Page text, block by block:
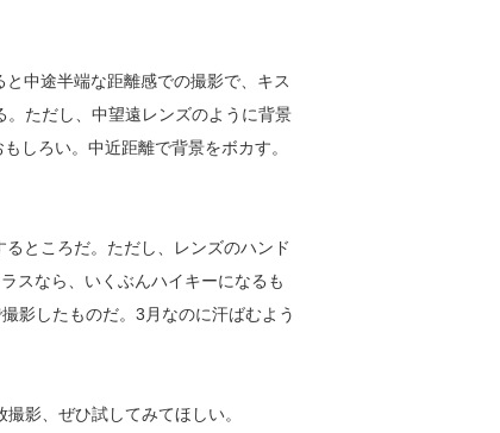
中途半端な距離感での撮影で、キス
ただし、中望遠レンズのように背景
しろい。中近距離で背景をボカす。
ところだ。ただし、レンズのハンド
スなら、いくぶんハイキーになるも
影したものだ。3月なのに汗ばむよう
影、ぜひ試してみてほしい。